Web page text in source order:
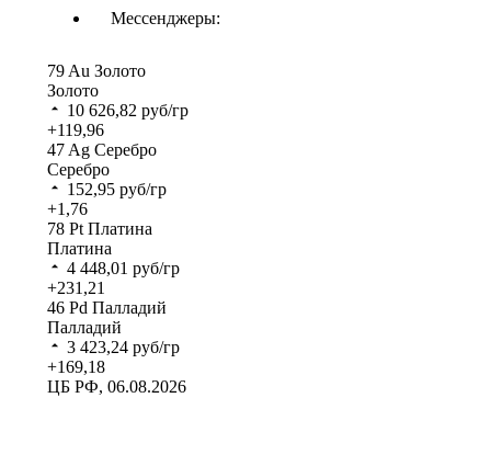
Мессенджеры:
79 Au Золото
Золото
10 626,82 руб/гр
+119,96
47 Ag Серебро
Серебро
152,95 руб/гр
+1,76
78 Pt Платина
Платина
4 448,01 руб/гр
+231,21
46 Pd Палладий
Палладий
3 423,24 руб/гр
+169,18
ЦБ РФ, 06.08.2026